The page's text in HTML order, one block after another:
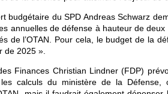
budgétaire du SPD Andreas Schwarz
annuelles de défense à hauteur de
de l’OTAN. Pour cela, le budget de la
de 2025 ».
Finances Christian Lindner (FDP)
les calculs du ministère de la